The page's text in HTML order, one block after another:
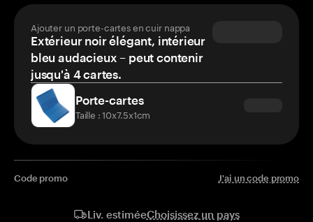
Ajouter un porte-cartes en cuir nappa
Extérieur noir élégant, intérieur
bleu audacieux – peut contenir
jusqu'à 4 cartes.
Porte-cartes
Taille : 10x7.5x1cm
Code promo J'ai un code promo
Liv. estiméeChoisissez un pays